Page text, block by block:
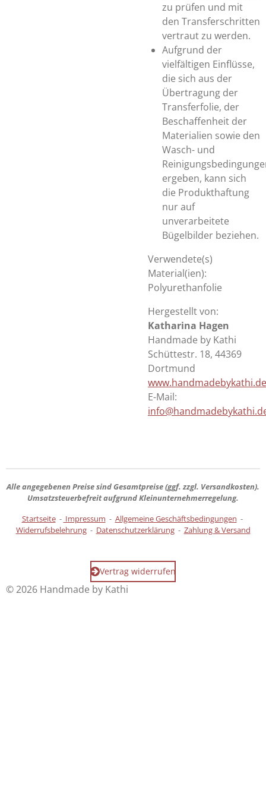
zu prüfen und mit
den Transferschritten
vertraut zu werden.
Aufgrund der
vielfältigen Einflüsse,
die sich aus der
Übertragung der
Transferfolie, der
Beschaffenheit der
Materialien sowie den
Wasch- und
ergeben, kann sich
die Produkthaftung
nur auf
unverarbeitete
Bügelbilder beziehen.
Verwendete(s)
Material(ien):
Polyurethanfolie
Hergestellt von:
Katharina Hagen
Handmade by Kathi
Schüttestr. 18, 44369
Dortmund
www.handmadebykathi.de
E-Mail:
Alle angegebenen Preise sindGesamtpreise(ggf. zzgl. Versandkosten).
Umsatzsteuerbefreit aufgrund Kleinunternehmerregelung.
Startseite- Impressum - Allgemeine Geschäftsbedingungen -
Widerrufsbelehrung- Datenschutzerklärung- Zahlung & Versand
Vertrag widerrufen
© 2026 Handmade by Kathi